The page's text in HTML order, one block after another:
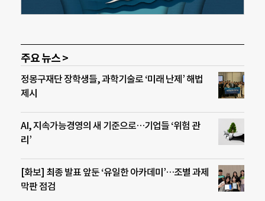
주요 뉴스 >
정몽구재단 장학생들, 과학기술로 ‘미래 난제’ 해법
제시
AI, 지속가능경영의 새 기준으로…기업들 ‘위험 관
리’
[화보] 최종 발표 앞둔 ‘유일한 아카데미’…조별 과제
막판 점검